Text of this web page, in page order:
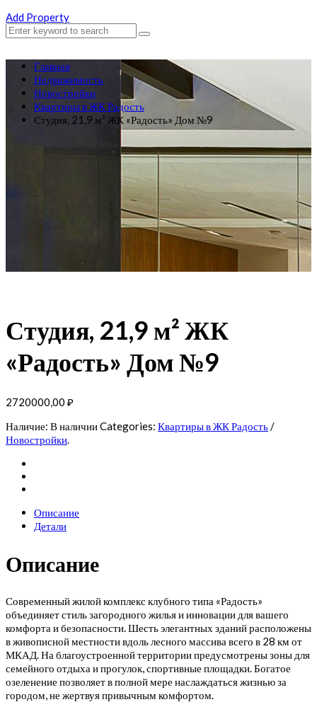
Add Property
Главная
Недвижимость
Новостройки
Квартиры в ЖК Радость
Студия, 21,9 м² ЖК «Радость» Дом №9
Студия, 21,9 м² ЖК
«Радость» Дом №9
2720000,00 ₽
Наличие: В наличииCategories: Квартиры в ЖК Радость/
Новостройки.
Описание
Детали
Описание
Современный жилой комплекс клубного типа «Радость»
объединяет стиль загородного жилья и инновации для вашего
комфорта и безопасности. Шесть элегантных зданий расположены
в живописной местности вдоль лесного массива всего в 28 км от
МКАД. На благоустроенной территории предусмотрены зоны для
семейного отдыха и прогулок, спортивные площадки. Богатое
озеленение позволяет в полной мере наслаждаться жизнью за
городом, не жертвуя привычным комфортом.